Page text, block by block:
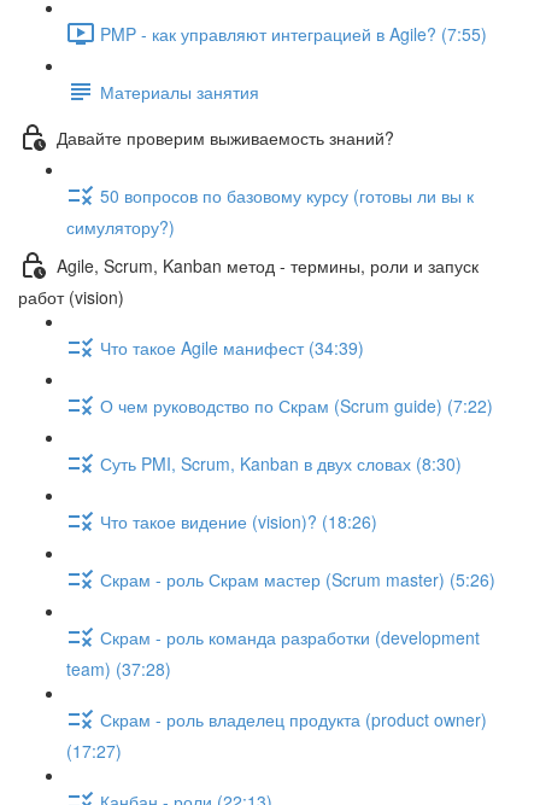
PMP - как управляют интеграцией в Agile? (7:55)
Материалы занятия
Давайте проверим выживаемость знаний?
50 вопросов по базовому курсу (готовы ли вы к
симулятору?)
Agile, Scrum, Kanban метод - термины, роли и запуск
работ (vision)
Что такое Agile манифест (34:39)
О чем руководство по Скрам (Scrum guide) (7:22)
Суть PMI, Scrum, Kanban в двух словах (8:30)
Что такое видение (vision)? (18:26)
Скрам - роль Скрам мастер (Scrum master) (5:26)
Скрам - роль команда разработки (development
team) (37:28)
Скрам - роль владелец продукта (product owner)
(17:27)